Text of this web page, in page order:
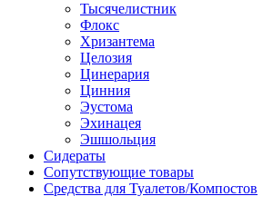
Тысячелистник
Флокс
Хризантема
Целозия
Цинерария
Цинния
Эустома
Эхинацея
Эшшольция
Сидераты
Сопутствующие товары
Средства для Туалетов/Компостов